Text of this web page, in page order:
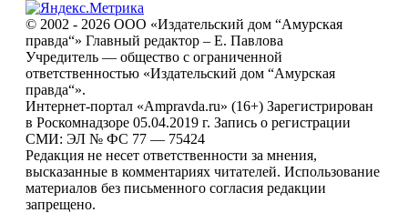
© 2002 - 2026 ООО «Издательский дом “Амурская
правда“» Главный редактор – Е. Павлова
Учредитель — общество с ограниченной
ответственностью «Издательский дом “Амурская
правда“».
Интернет-портал «Ampravda.ru» (16+) Зарегистрирован
в Роскомнадзоре 05.04.2019 г. Запись о регистрации
СМИ: ЭЛ № ФС 77 — 75424
Редакция не несет ответственности за мнения,
высказанные в комментариях читателей. Использование
материалов без письменного согласия редакции
запрещено.